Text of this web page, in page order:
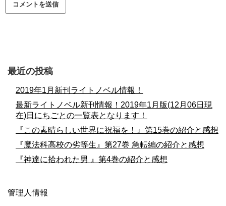
最近の投稿
2019年1月新刊ライトノベル情報！
最新ライトノベル新刊情報！2019年1月版(12月06日現
在)日にちごとの一覧表となります！
『この素晴らしい世界に祝福を！』第15巻の紹介と感想
『魔法科高校の劣等生』第27巻 急転編の紹介と感想
『神達に拾われた男 』第4巻の紹介と感想
管理人情報